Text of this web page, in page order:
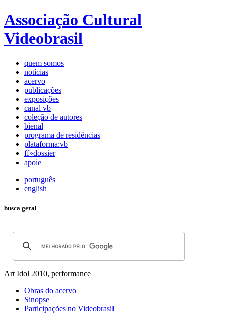
Associação Cultural
Videobrasil
quem somos
notícias
acervo
publicações
exposições
canal vb
coleção de autores
bienal
programa de residências
plataforma:vb
ff»dossier
apoie
português
english
busca geral
Art Idol 2010, performance
Obras do acervo
Sinopse
Participações no Videobrasil